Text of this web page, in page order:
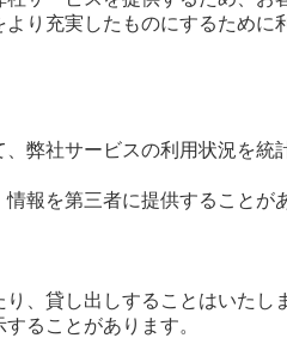
り充実したものにするために
弊社サービスの利用状況を統
報を第三者に提供することが
、貸し出しすることはいたし
ることがあります。